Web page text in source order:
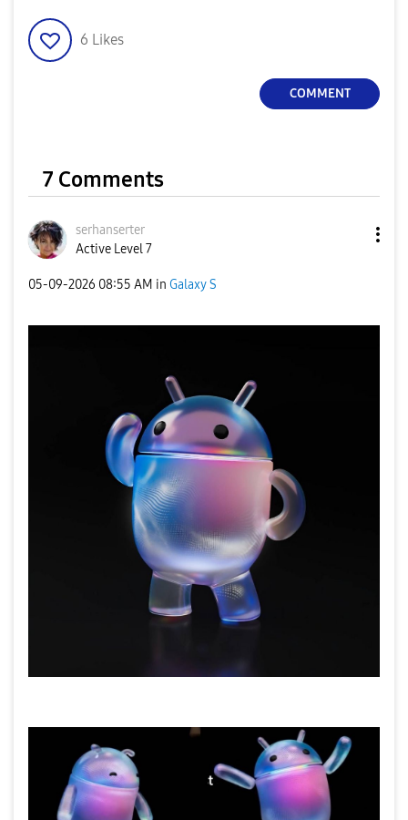
6 Likes
COMMENT
7 Comments
serhanserter
Active Level 7
‎05-09-2026 08:55 AM in Galaxy S